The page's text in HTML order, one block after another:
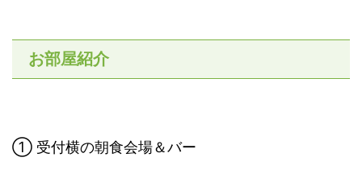
お部屋紹介
① 受付横の朝食会場＆バー